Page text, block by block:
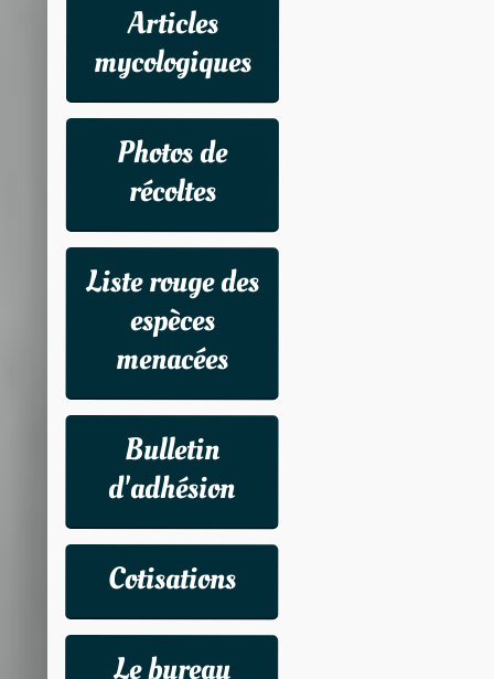
Articles
mycologiques
Photos de
récoltes
Liste rouge des
espèces
menacées
Bulletin
d'adhésion
Cotisations
Le bureau